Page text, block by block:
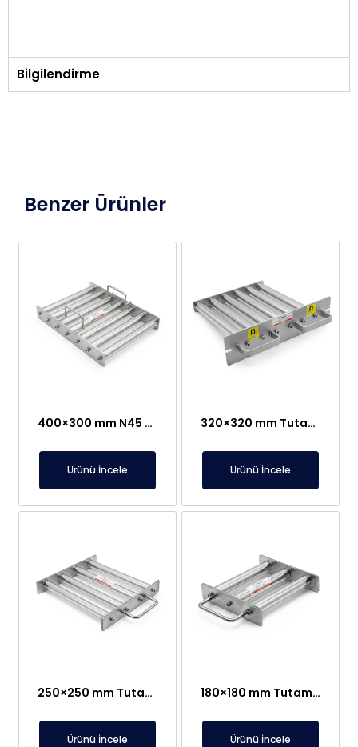
Bilgilendirme
Benzer Ürünler
400×300 mm N45 Yüksek Manyetik Alanlı, Paslanmaz Tutamaklı Elek Mıknatıs – Gauss Sertifikalı
Ürünü İncele
320×320 mm Tutamaklı Elek Mıknatıs – Paslanmaz ve Sızdırmaz Manyetik Seperatör
Ürünü İncele
250×250 mm Tutamaklı Elek Mıknatıs – Ürün Akışına Özel Alanlara Kolay Montaj
Ürünü İncele
180×180 mm Tutamaklı Elek Mıknatıs – N35 Kalite – Paslanmaz
Ürünü İncele